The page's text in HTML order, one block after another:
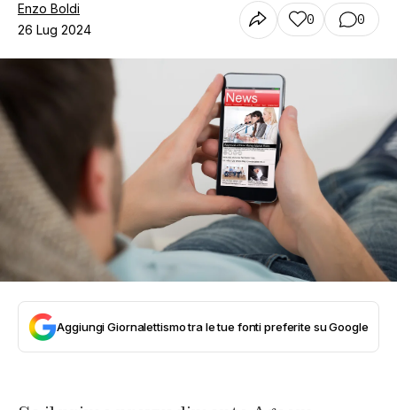
Enzo Boldi
26 Lug 2024
0 0
Aggiungi Giornalettismo tra le tue fonti preferite su Google